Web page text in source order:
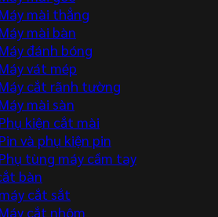
Máy mài thẳng
Máy mài bàn
Máy đánh bóng
Máy vát mép
Máy cắt rãnh tường
Máy mài sàn
Phụ kiện cắt mài
Pin và phụ kiện pin
Phụ tùng máy cầm tay
bàn
máy cắt sắt
Máy cắt nhôm